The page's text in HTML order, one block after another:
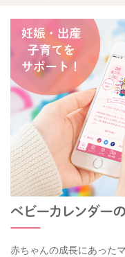
赤ちゃんの成長にあった